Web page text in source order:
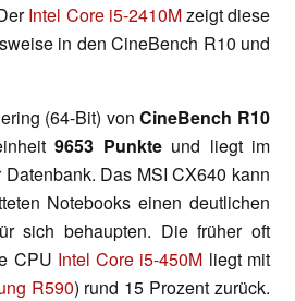
Intel Core i5-2410Mzeigt diese
in den CineBench R10 und
(64-Bit) vonCineBench R10
9653 Punkteund liegt im
Das MSI CX640 kann
Notebooks einen deutlichen
sich behaupten. Die früher oft
CPU Intel Core i5-450M liegt mit
R590) rund 15 Prozent zurück.